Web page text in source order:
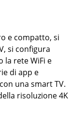
e compatto, si
si configura
la rete WiFi e
di app e
una smart TV.
risoluzione 4K